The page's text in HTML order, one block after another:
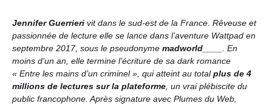
Jennifer Guerrieri vit dans le sud-est de la France. Rêveuse et
passionnée de lecture elle se lance dans l’aventure Wattpad en
septembre 2017, sous le pseudonyme madworld____
. En
moins d’un an, elle termine l’écriture de sa dark romance
« Entre les mains d’un criminel », qui atteint au totalplus de 4
millions de lectures sur la plateforme , un vrai plébiscite du
public francophone. Après signature avec Plumes du Web,